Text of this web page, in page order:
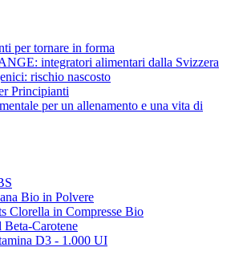
per tornare in forma
integratori alimentari dalla Svizzera
rischio nascosto
Principianti
per un allenamento e una vita di
Bio in Polvere
Clorella in Compresse Bio
Carotene
D3 - 1.000 UI